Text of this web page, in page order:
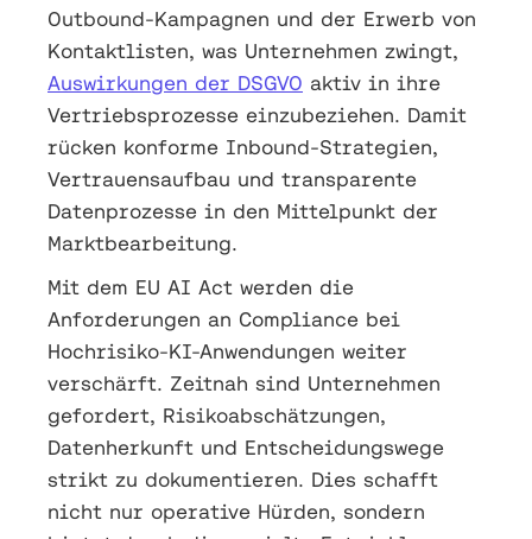
Outbound-Kampagnen und der Erwerb von
Kontaktlisten, was Unternehmen zwingt,
Auswirkungen der DSGVO aktiv in ihre
Vertriebsprozesse einzubeziehen. Damit
rücken konforme Inbound-Strategien,
Vertrauensaufbau und transparente
Datenprozesse in den Mittelpunkt der
Marktbearbeitung.
Mit dem EU AI Act werden die
Anforderungen an Compliance bei
Hochrisiko-KI-Anwendungen weiter
verschärft. Zeitnah sind Unternehmen
gefordert, Risikoabschätzungen,
Datenherkunft und Entscheidungswege
strikt zu dokumentieren. Dies schafft
nicht nur operative Hürden, sondern